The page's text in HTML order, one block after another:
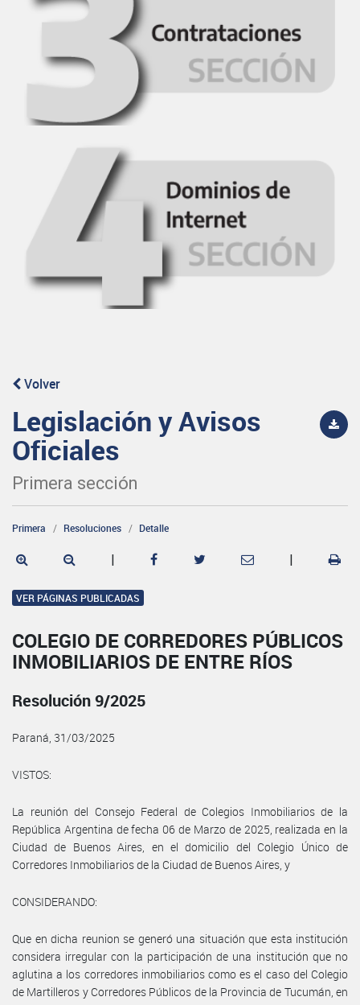
Volver
Legislación y Avisos
Oficiales
Primera sección
Primera Resoluciones Detalle
| |
VER PÁGINAS PUBLICADAS
COLEGIO DE CORREDORES PÚBLICOS
INMOBILIARIOS DE ENTRE RÍOS
Resolución 9/2025
Paraná, 31/03/2025
VISTOS:
La reunión del Consejo Federal de Colegios Inmobiliarios de la
República Argentina de fecha 06 de Marzo de 2025, realizada en la
Ciudad de Buenos Aires, en el domicilio del Colegio Único de
Corredores Inmobiliarios de la Ciudad de Buenos Aires, y
CONSIDERANDO:
Que en dicha reunion se generó una situación que esta institución
considera irregular con la participación de una institución que no
aglutina a los corredores inmobiliarios como es el caso del Colegio
de Martilleros y Corredores Públicos de la Provincia de Tucumán, en